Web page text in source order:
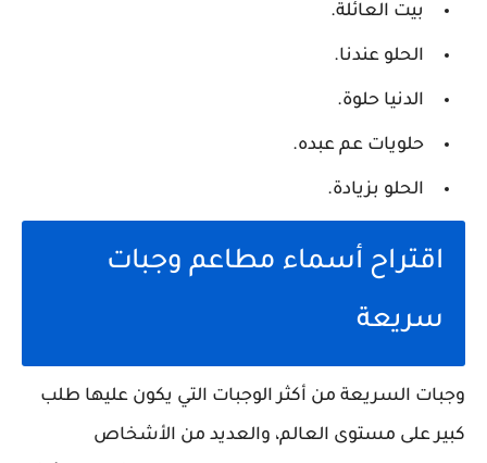
بيت العائلة.
الحلو عندنا.
الدنيا حلوة.
حلويات عم عبده.
الحلو بزيادة.
اقتراح أسماء مطاعم وجبات
سريعة
وجبات السريعة من أكثر الوجبات التي يكون عليها طلب
كبير على مستوى العالم، والعديد من الأشخاص